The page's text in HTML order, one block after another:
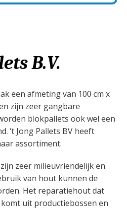
B.V.
een afmeting van 100 cm x
zijn zeer gangbare
blokpallets ook wel een
‘t Jong Pallets BV heeft
assortiment.
zeer milieuvriendelijk en
van hout kunnen de
Het reparatiehout dat
uit productiebossen en